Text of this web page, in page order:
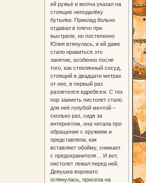
ей ружьё и молча указал на
стоящие неподалёку
бутылки. Приклад больно
отдавал в плечо при
выстреле, но постепенно
Юлия втянулась, и ей даже
стало нравиться это
занятие, особенно после
того, как стеклянный сосуд,
стоящий в двадцати метрах
от нее, в первый раз
разлетелся вдребезги. С тех
пор заиметь пистолет стало
для неё голубой мечтой –
сколько раз, сидя за
интернетом, она читала про
обращение с оружием и
представляла, как
вставляет обойму, снимает
с предохранителя… И вот,
пистолет лежал перед ней.
Девушка воровато
оглянулась, присела на